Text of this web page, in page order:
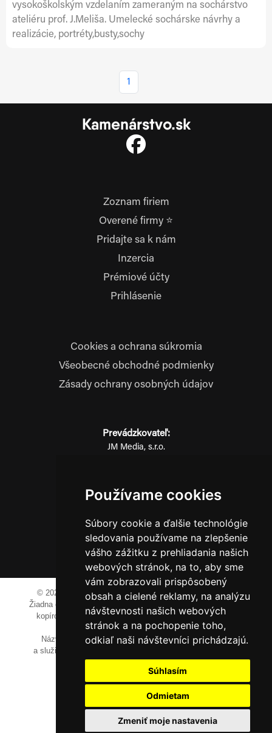
Používame cookies
Súbory cookie a ďalšie technológie
sledovania používame na zlepšenie
vášho zážitku z prehliadania našich
webových stránok, na to, aby sme
vám zobrazovali prispôsobený
obsah a cielené reklamy, na analýzu
návštevnosti našich webových
stránok a na pochopenie toho,
odkiaľ naši návštevníci prichádzajú.
Súhlasím
Odmietam
Zmeniť moje nastavenia
vysokoškolským vzdelaním zameraným na sochárstvo
ateliéru prof. J.Meliša. Umelecké sochárske návrhy a
realizácie, portréty,busty,sochy
1
Kamenárstvo.sk
Zoznam firiem
Overené firmy ⭐
Pridajte sa k nám
Inzercia
Prémiové účty
Prihlásenie
Cookies a ochrana súkromia
Všeobecné obchodné podmienky
Zásady ochrany osobných údajov
Prevádzkovateľ:
JM Media, s.r.o.
IČO: 52600998
0911 955 646
© 2023-2024 JM Media, s.r.o.Všetky práva vyhradené.
Žiadna časť tohto portálu ak nie je uvedené inak, nesmie byť
kopírovaná, alebo prezentovaná bez výslovného súhlasu
prevádzkovateľa.
Názvy spoločností, firiem a prezentovaných výrobkov
a služieb môžu byť registrovanými obchodnými známkami
ich vlastníkov.